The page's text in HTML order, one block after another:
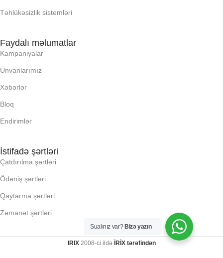
SSD
YAYC DALANN
KI, Q:
LLR (E X H X D), MM:
LLR (E X H X D), MM:
Təhlükəsizlik sistemləri
Faydalı məlumatlar
Kampaniyalar
Ünvanlarımız
Xəbərlər
Bloq
Endirimlər
İstifadə şərtləri
Çatdırılma şərtləri
Ödəniş şərtləri
Qaytarma şərtləri
Zəmanət şərtləri
IRIX 2008-ci ildə İRİX tərəfindən
Sualınız var? Bizə yazın